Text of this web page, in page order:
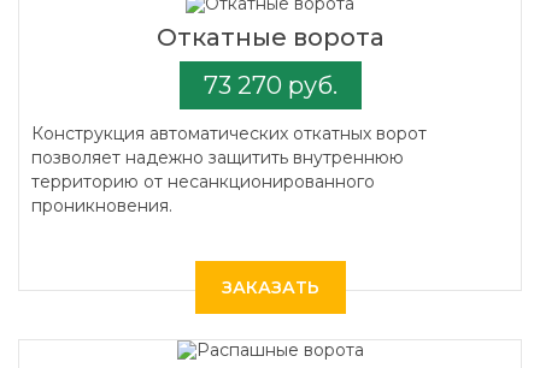
Откатные ворота
73 270 руб.
Конструкция автоматических откатных ворот
позволяет надежно защитить внутреннюю
территорию от несанкционированного
проникновения.
ЗАКАЗАТЬ